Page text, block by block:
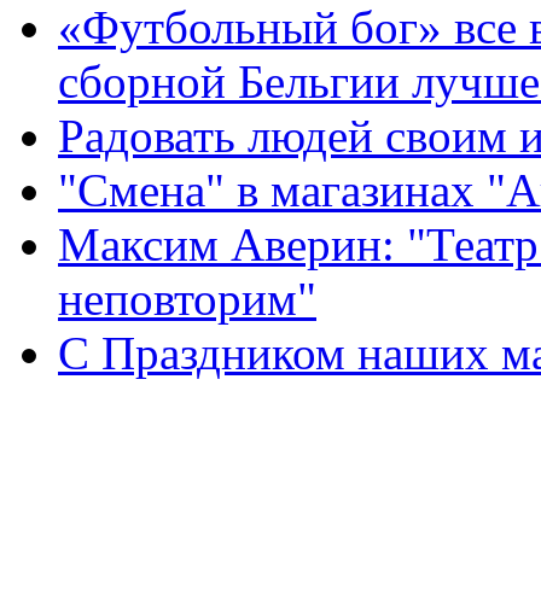
«Футбольный бог» все
сборной Бельгии
Радовать людей своим
"Смена" в магазинах
Максим Аверин:
неповторим"
С Праздником наших